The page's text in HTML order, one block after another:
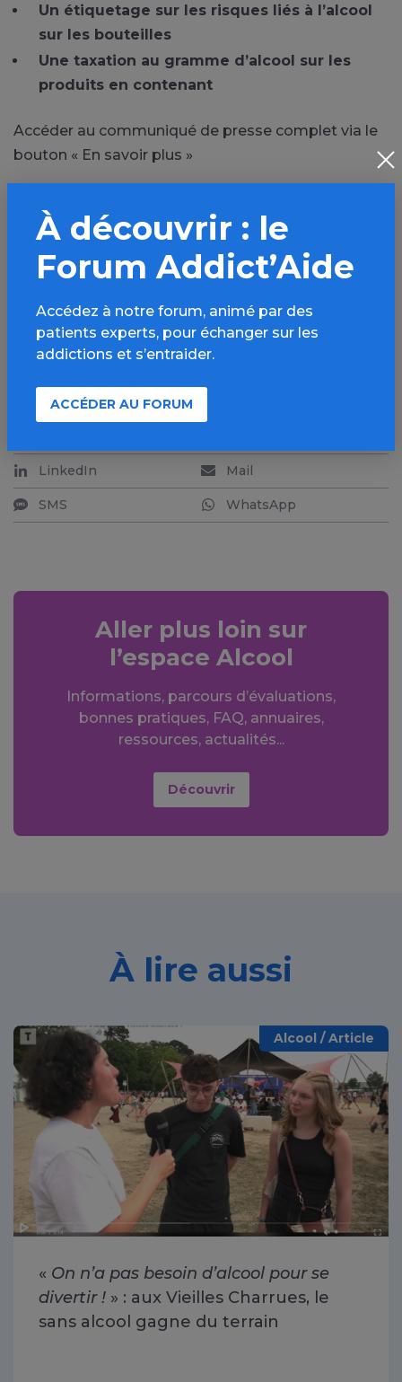
Un étiquetage sur les risques liés à l’alcool
sur les bouteilles
Une taxation au gramme d’alcool sur les
produits en contenant
Accéder au communiqué de presse complet via le
bouton « En savoir plus »
représentatifs de la population française âgée de
PARTAGER
LinkedIn Mail
SMS WhatsApp
Aller plus loin sur
l’espace Alcool
Informations, parcours d’évaluations,
bonnes pratiques, FAQ, annuaires,
ressources, actualités...
Découvrir
À lire aussi
Alcool / Article
« On n’a pas besoin d’alcool pour se
divertir ! » : aux Vieilles Charrues, le
sans alcool gagne du terrain
À découvrir : le
Forum Addict’Aide
Accédez à notre forum, animé par des
patients experts, pour échanger sur les
addictions et s’entraider.
ACCÉDER AU FORUM